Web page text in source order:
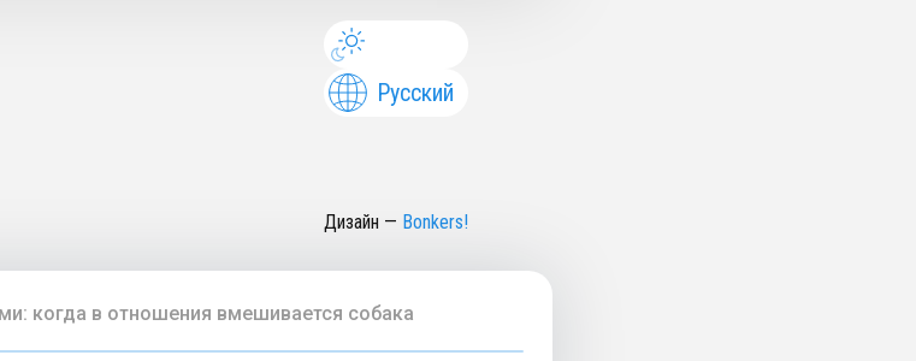
Русский
Дизайн — Bonkers!
когда в отношения вмешивается собака